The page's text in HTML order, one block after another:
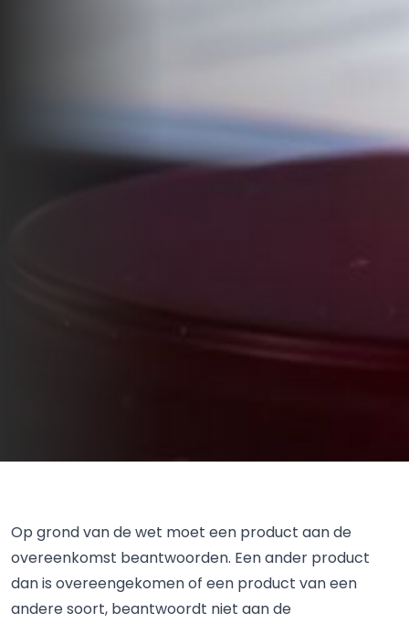
Op grond van de wet moet een product aan de
overeenkomst beantwoorden. Een ander product
dan is overeengekomen of een product van een
andere soort, beantwoordt niet aan de